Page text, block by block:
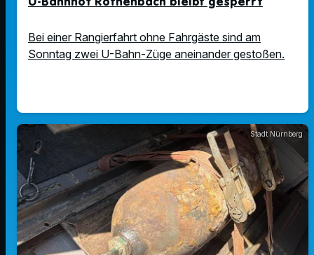
Bei einer Rangierfahrt ohne Fahrgäste sind am
Sonntag zwei U-Bahn-Züge aneinander gestoßen.
Stadt Nürnberg